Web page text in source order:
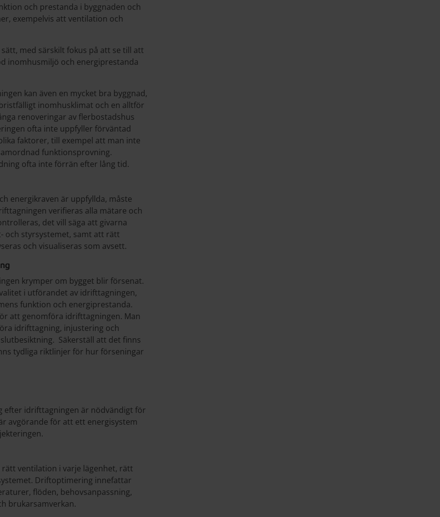
och prestanda i byggnaden och
exempelvis att ventilation och
med särskilt fokus på att se till att
inomhusmiljö och energiprestanda
kan även en mycket bra byggnad,
inomhusklimat och en alltför
renoveringar av flerbostadshus
ofta inte uppfyller förväntad
faktorer, till exempel att man inte
funktionsprovning.
ofta inte förrän efter lång tid.
energikraven är uppfyllda, måste
verifieras alla mätare och
det vill säga att givarna
och styrsystemet, samt att rätt
och visualiseras som avsett.
krymper om bygget blir försenat.
i utförandet av idrifttagningen,
funktion och energiprestanda.
att genomföra idrifttagningen. Man
idrifttagning, injustering och
Säkerställ att det finns
tydliga riktlinjer för hur förseningar
idrifttagningen är nödvändigt för
avgörande för att ett energisystem
ventilation i varje lägenhet, rätt
Driftoptimering innefattar
flöden, behovsanpassning,
brukarsamverkan.